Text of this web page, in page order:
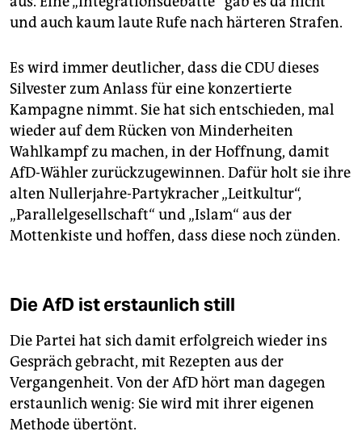
und auch kaum laute Rufe nach härteren Strafen.
Es wird immer deutlicher, dass die CDU dieses
Silvester zum Anlass für eine konzertierte
Kampagne nimmt. Sie hat sich entschieden, mal
wieder auf dem Rücken von Minderheiten
Wahlkampf zu machen, in der Hoffnung, damit
AfD-Wähler zurückzugewinnen. Dafür holt sie ihre
alten Nullerjahre-Partykracher „Leitkultur“,
„Parallelgesellschaft“ und „Islam“ aus der
Mottenkiste und hoffen, dass diese noch zünden.
Die AfD ist erstaunlich still
Die Partei hat sich damit erfolgreich wieder ins
Gespräch gebracht, mit Rezepten aus der
Vergangenheit. Von der AfD hört man dagegen
erstaunlich wenig: Sie wird mit ihrer eigenen
Methode übertönt.